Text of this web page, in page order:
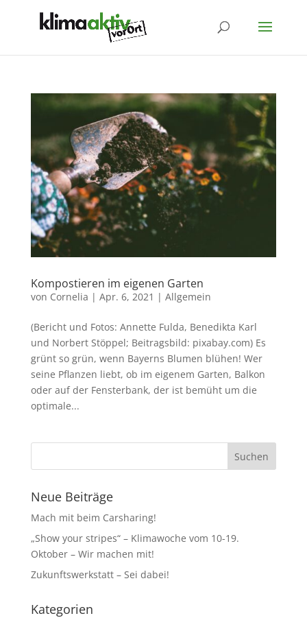
Kompostieren im eigenen Garten
von Cornelia | Apr. 6, 2021 | Allgemein
(Bericht und Fotos: Annette Fulda, Benedikta Karl
und Norbert Stöppel; Beitragsbild: pixabay.com) Es
grünt so grün, wenn Bayerns Blumen blühen! Wer
seine Pflanzen liebt, ob im eigenem Garten, Balkon
oder auf der Fensterbank, der ist bemüht um die
optimale...
Neue Beiträge
Mach mit beim Carsharing!
„Show your stripes“ – Klimawoche vom 10-19.
Oktober – Wir machen mit!
Zukunftswerkstatt – Sei dabei!
Kategorien